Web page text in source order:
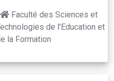
Faculté des Sciences et
de l'Education et
la Formation